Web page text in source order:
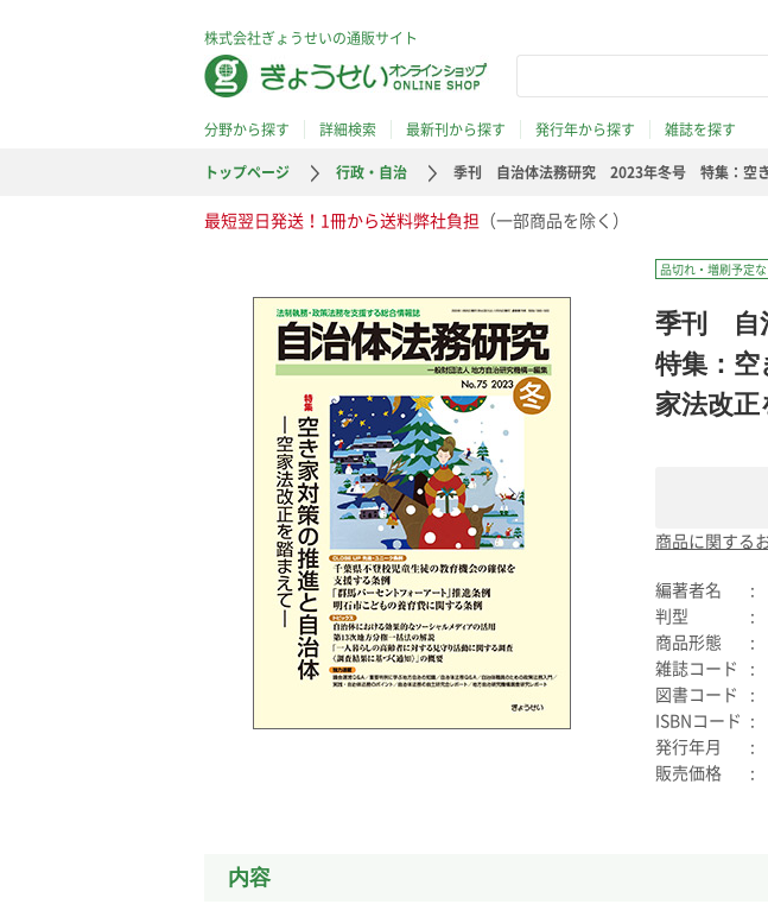
株式会社ぎょうせいの通販サイト
分野から探す 詳細検索 最新刊から探す 発行年から探す
雑誌を探す
トップページ
行政・自治 季刊 自治体法務研究 2023年冬号 特集：空
最短翌日発送！1冊から送料弊社負担 （一部商品を除く）
品切れ・増刷予定
季刊 自
特集：
家法改
商品に関する
編著者名
判型
商品形態
雑誌コード
図書コード
ISBNコード
発行年月
販売価格
内容